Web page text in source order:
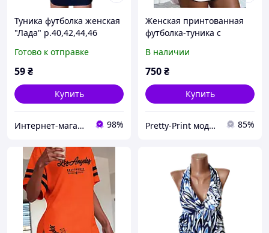
Туника футболка женская
"Лада" р.40,42,44,46
разные. 00ФЖ19
Готово к отправке
59₴
Купить
Интернет-магазин "Sens" 98%
Женская принтованная
футболка-туника с
надписями
В наличии
750₴
Купить
Pretty-Print модная одежда с принтами по низким ценам 85%